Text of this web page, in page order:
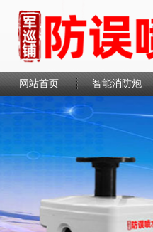
网站首页 智能消防炮
联系我们